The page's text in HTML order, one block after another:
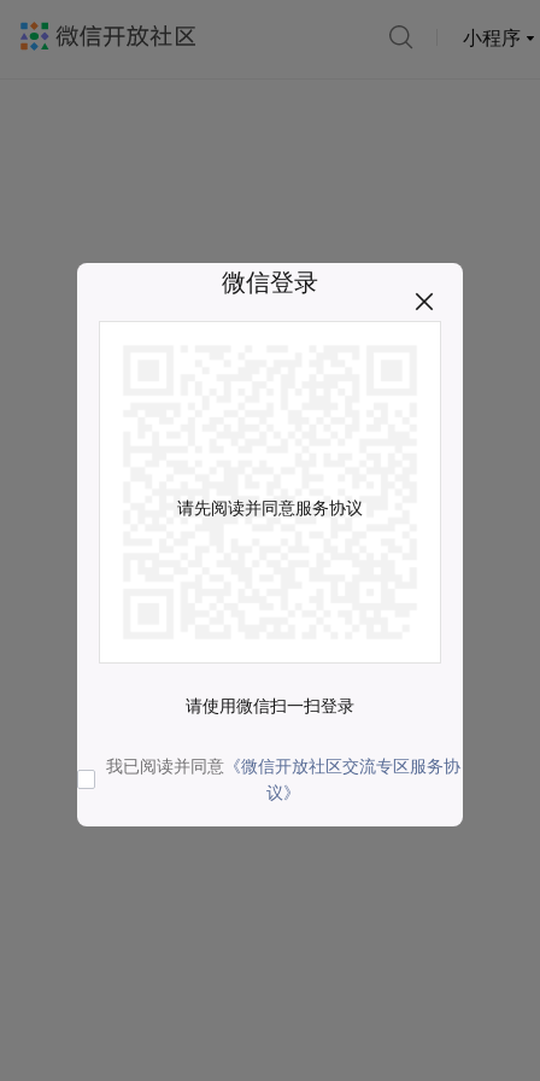
小程序
微信登录
请先阅读并同意服务协议
请使用微信扫一扫登录
我已阅读并同意 《微信开放社区交流专区服务协
议》